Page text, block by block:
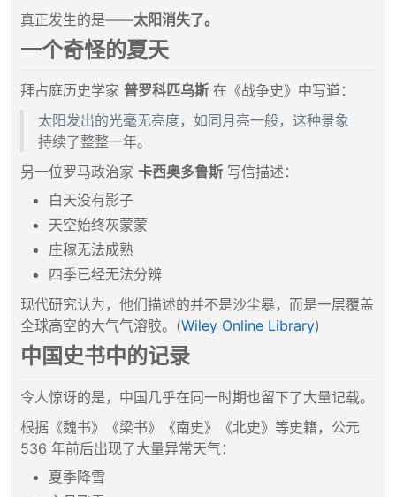
真正发生的是——太阳消失了。
一个奇怪的夏天
拜占庭历史学家 普罗科匹乌斯 在《战争史》中写道：
太阳发出的光毫无亮度，如同月亮一般，这种景象
持续了整整一年。
另一位罗马政治家 卡西奥多鲁斯 写信描述：
白天没有影子
天空始终灰蒙蒙
庄稼无法成熟
四季已经无法分辨
现代研究认为，他们描述的并不是沙尘暴，而是一层覆盖
全球高空的大气气溶胶。(Wiley Online Library)
中国史书中的记录
令人惊讶的是，中国几乎在同一时期也留下了大量记载。
根据《魏书》《梁书》《南史》《北史》等史籍，公元
536 年前后出现了大量异常天气：
夏季降雪